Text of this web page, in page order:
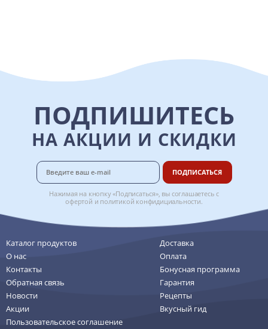
ПОДПИШИТЕСЬ
НА АКЦИИ И СКИДКИ
ПОДПИСАТЬСЯ
Нажимая на кнопку «Подписаться», вы соглашаетесь с
офертой и политикой конфидициальности.
Каталог продуктов
О нас
Контакты
Обратная связь
Новости
Акции
Пользовательское соглашение
Доставка
Оплата
Бонусная программа
Гарантия
Рецепты
Вкусный гид